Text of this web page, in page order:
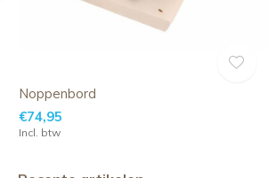
Noppenbord
€74,95
Incl. btw